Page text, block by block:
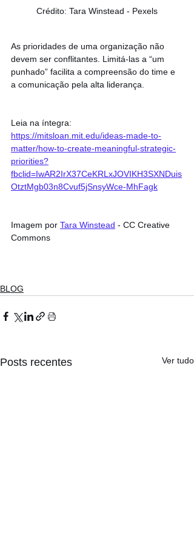
Crédito: Tara Winstead - Pexels
As prioridades de uma organização não
devem ser conflitantes. Limitá-las a “um
punhado” facilita a compreensão do time e
a comunicação pela alta liderança.
Leia na íntegra:
https://mitsloan.mit.edu/ideas-made-to-
matter/how-to-create-meaningful-strategic-
priorities?
fbclid=IwAR2IrX37CeKRLxJOVIKH3SXNDuis
OtztMgb03n8Cvuf5jSnsyWce-MhFagk
Imagem por Tara Winstead - CC Creative
Commons
BLOG
Posts recentes Ver tudo